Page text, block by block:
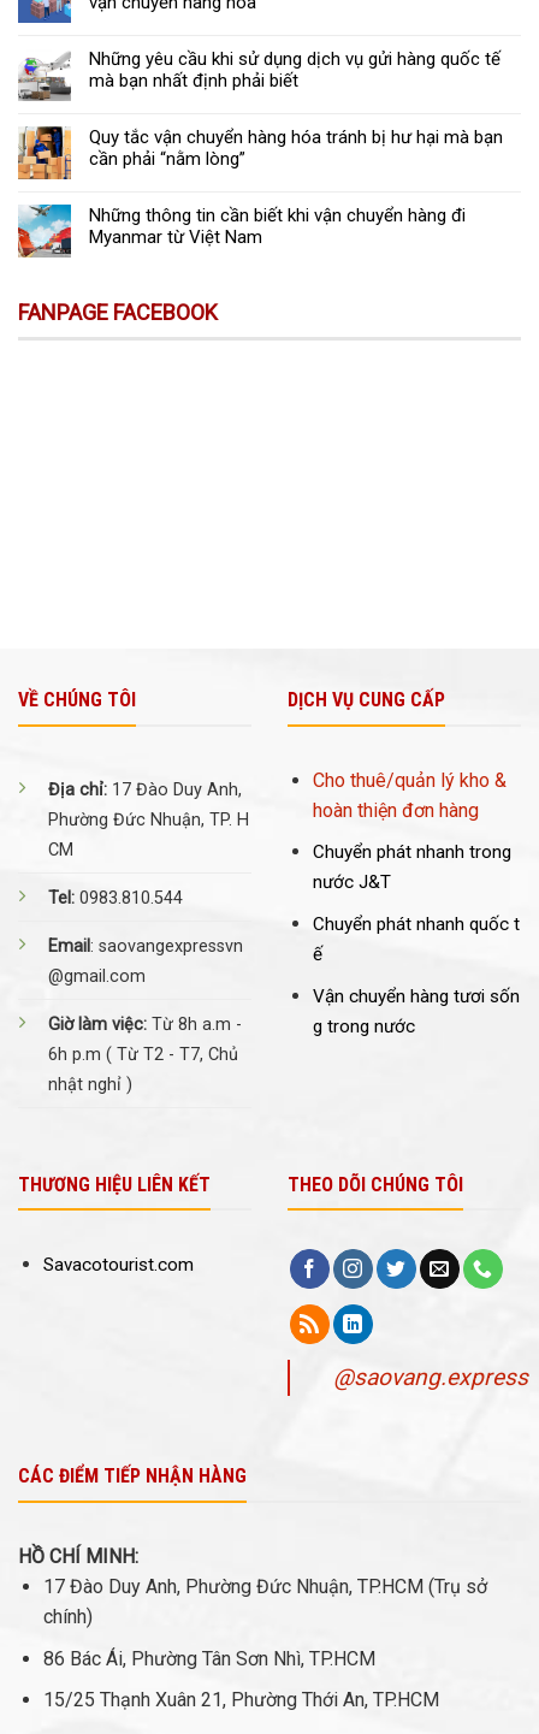
Những yêu cầu khi sử dụng dịch vụ gửi hàng quốc tế
mà bạn nhất định phải biết
Quy tắc vận chuyển hàng hóa tránh bị hư hại mà bạn
cần phải “nằm lòng”
Những thông tin cần biết khi vận chuyển hàng đi
Myanmar từ Việt Nam
FANPAGE FACEBOOK
VỀ CHÚNG TÔI
Địa chỉ: 17 Đào Duy Anh,
Phường Đức Nhuận, TP. H
CM
Tel: 0983.810.544
Email: saovangexpressvn
@gmail.com
Giờ làm việc: Từ 8h a.m -
6h p.m ( Từ T2 - T7, Chủ
nhật nghỉ )
DỊCH VỤ CUNG CẤP
Cho thuê/quản lý kho &
hoàn thiện đơn hàng
Chuyển phát nhanh trong
nước J&T
Chuyển phát nhanh quốc t
ế
Vận chuyển hàng tươi sốn
g trong nước
THƯƠNG HIỆU LIÊN KẾT
Savacotourist.com
THEO DÕI CHÚNG TÔI
@saovang.express
CÁC ĐIỂM TIẾP NHẬN HÀNG
HỒ CHÍ MINH:
17 Đào Duy Anh, Phường Đức Nhuận, TP.HCM (Trụ sở
chính)
86 Bác Ái, Phường Tân Sơn Nhì, TP.HCM
15/25 Thạnh Xuân 21, Phường Thới An, TP.HCM